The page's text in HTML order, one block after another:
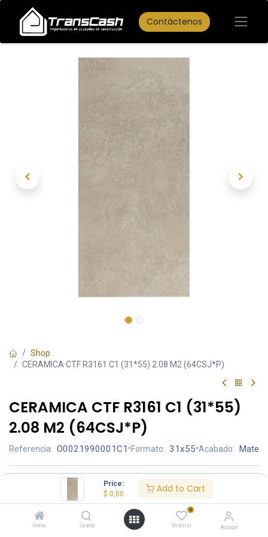
Price:
$ 0,00 Add to Cart
Home Search
0
Wishlist Account
Contáctenos
Shop
CERAMICA CTF R3161 C1 (31*55) 2.08 M2 (64CSJ*P)
CERAMICA CTF R3161 C1 (31*55)
2.08 M2 (64CSJ*P)
Referencia: O0021990001C1 •Formato: 31x55•Acabado: Mate
Aplicación